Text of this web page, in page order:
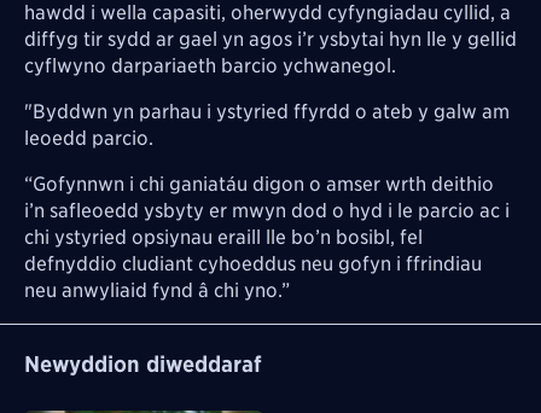
hawdd i wella capasiti, oherwydd cyfyngiadau cyllid, a
diffyg tir sydd ar gael yn agos i’r ysbytai hyn lle y gellid
cyflwyno darpariaeth barcio ychwanegol.
"Byddwn yn parhau i ystyried ffyrdd o ateb y galw am
leoedd parcio.
“Gofynnwn i chi ganiatáu digon o amser wrth deithio
i’n safleoedd ysbyty er mwyn dod o hyd i le parcio ac i
chi ystyried opsiynau eraill lle bo’n bosibl, fel
defnyddio cludiant cyhoeddus neu gofyn i ffrindiau
neu anwyliaid fynd â chi yno.”
Newyddion diweddaraf